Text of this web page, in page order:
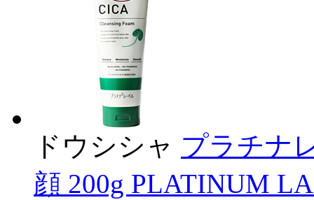
ドウシシャ プラチナ
顔 200g PLATINUM